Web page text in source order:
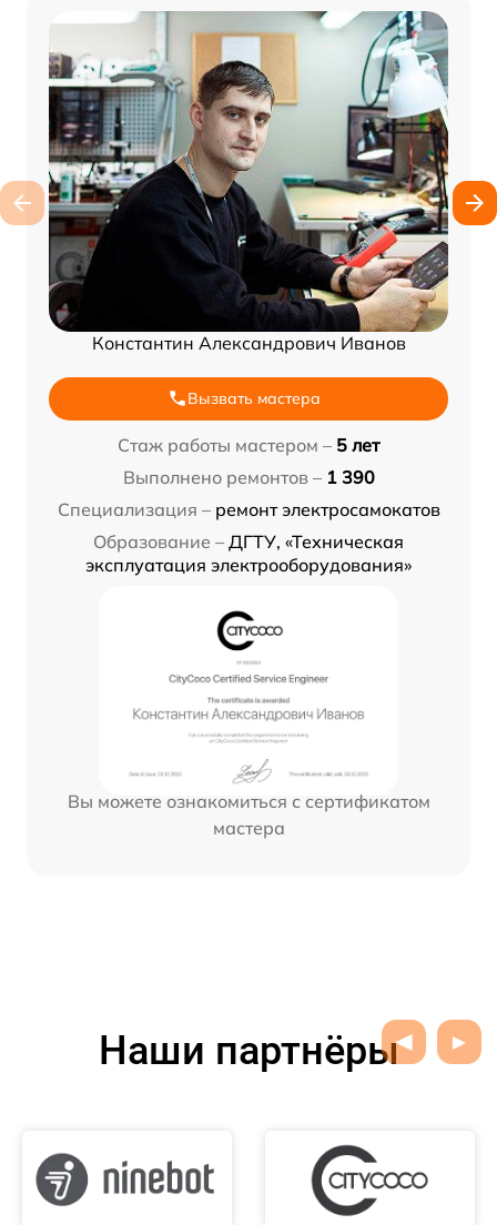
Константин Александрович Иванов
Вызвать мастера
Стаж работы мастером – 5 лет
Выполнено ремонтов – 1 390
Специализация – ремонт электросамокатов
Образование – ДГТУ, «Техническая
эксплуатация электрооборудования»
Вы можете ознакомиться с сертификатом
мастера
Наши партнёры